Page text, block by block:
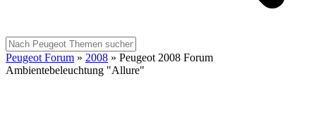
Peugeot Forum » 2008 » Peugeot 2008 Forum
Ambientebeleuchtung "Allure"